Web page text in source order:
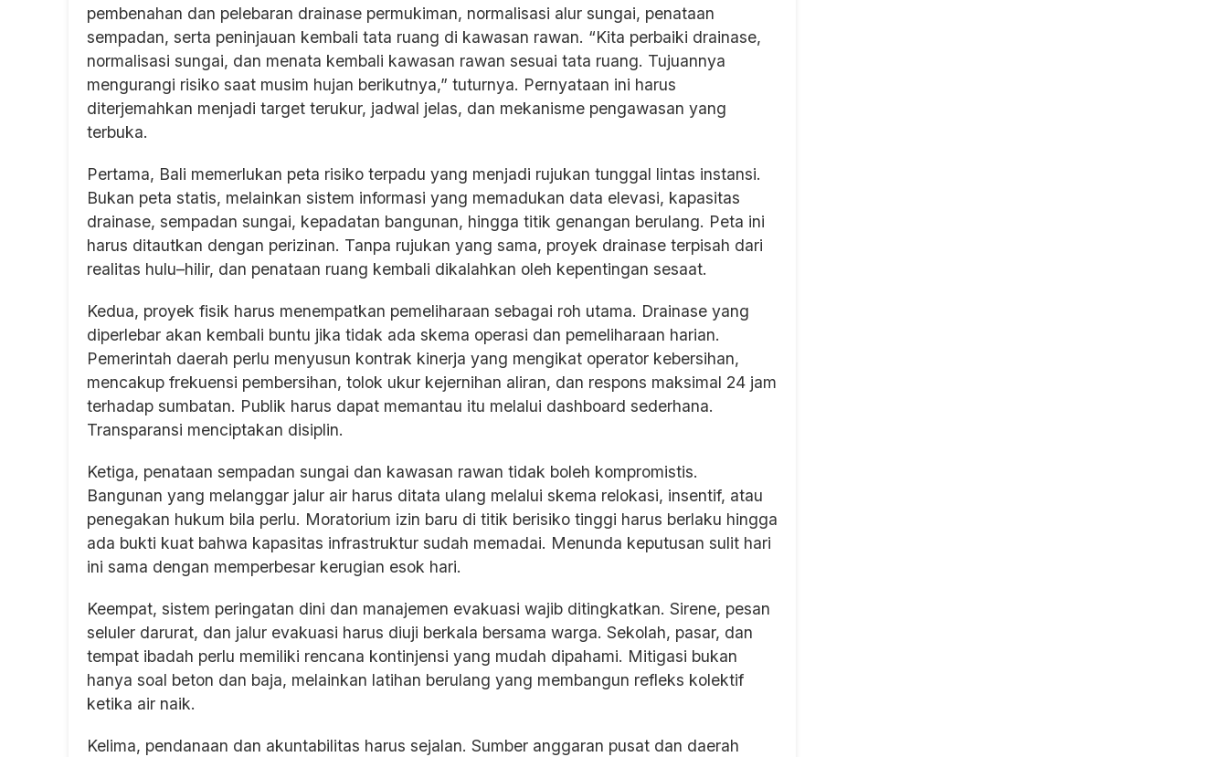
pembenahan dan pelebaran drainase permukiman, normalisasi alur sungai, penataan
sempadan, serta peninjauan kembali tata ruang di kawasan rawan. “Kita perbaiki drainase,
normalisasi sungai, dan menata kembali kawasan rawan sesuai tata ruang. Tujuannya
mengurangi risiko saat musim hujan berikutnya,” tuturnya. Pernyataan ini harus
diterjemahkan menjadi target terukur, jadwal jelas, dan mekanisme pengawasan yang
terbuka.
Pertama, Bali memerlukan peta risiko terpadu yang menjadi rujukan tunggal lintas instansi.
Bukan peta statis, melainkan sistem informasi yang memadukan data elevasi, kapasitas
drainase, sempadan sungai, kepadatan bangunan, hingga titik genangan berulang. Peta ini
harus ditautkan dengan perizinan. Tanpa rujukan yang sama, proyek drainase terpisah dari
realitas hulu–hilir, dan penataan ruang kembali dikalahkan oleh kepentingan sesaat.
Kedua, proyek fisik harus menempatkan pemeliharaan sebagai roh utama. Drainase yang
diperlebar akan kembali buntu jika tidak ada skema operasi dan pemeliharaan harian.
Pemerintah daerah perlu menyusun kontrak kinerja yang mengikat operator kebersihan,
mencakup frekuensi pembersihan, tolok ukur kejernihan aliran, dan respons maksimal 24 jam
terhadap sumbatan. Publik harus dapat memantau itu melalui dashboard sederhana.
Transparansi menciptakan disiplin.
Ketiga, penataan sempadan sungai dan kawasan rawan tidak boleh kompromistis.
Bangunan yang melanggar jalur air harus ditata ulang melalui skema relokasi, insentif, atau
penegakan hukum bila perlu. Moratorium izin baru di titik berisiko tinggi harus berlaku hingga
ada bukti kuat bahwa kapasitas infrastruktur sudah memadai. Menunda keputusan sulit hari
ini sama dengan memperbesar kerugian esok hari.
Keempat, sistem peringatan dini dan manajemen evakuasi wajib ditingkatkan. Sirene, pesan
seluler darurat, dan jalur evakuasi harus diuji berkala bersama warga. Sekolah, pasar, dan
tempat ibadah perlu memiliki rencana kontinjensi yang mudah dipahami. Mitigasi bukan
hanya soal beton dan baja, melainkan latihan berulang yang membangun refleks kolektif
ketika air naik.
Kelima, pendanaan dan akuntabilitas harus sejalan. Sumber anggaran pusat dan daerah